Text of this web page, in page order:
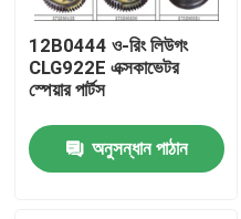
12B0444 ও-রিং লিউগং
CLG922E এক্সকাভেটর
স্পেয়ার পার্টস
অনুসন্ধান পাঠান